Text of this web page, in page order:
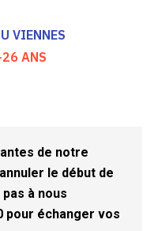
VIENNES
26 ANS
de notre
le début de
à nous
pour échanger vos